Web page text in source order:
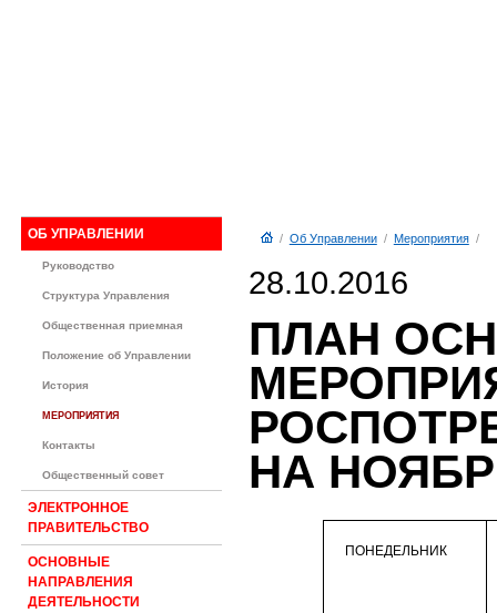
ОБ УПРАВЛЕНИИ
Руководство
Структура Управления
Общественная приемная
Положение об Управлении
История
МЕРОПРИЯТИЯ
Контакты
Общественный совет
ЭЛЕКТРОННОЕ
ПРАВИТЕЛЬСТВО
ОСНОВНЫЕ
НАПРАВЛЕНИЯ
ДЕЯТЕЛЬНОСТИ
/ Об Управлении/ Мероприятия/
28.10.2016
ПЛАН
НА
ПОНЕДЕЛЬНИК